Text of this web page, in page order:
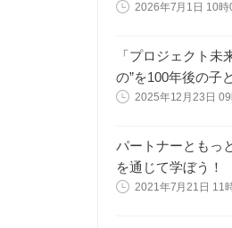
2026年7月1日 10時
「プロジェクト
の”を100年後の子
2025年12月23日
パートナーともっ
を通じて学ぼう！
2021年7月21日 11